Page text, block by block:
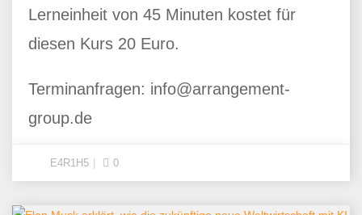
Lerneinheit von 45 Minuten kostet für
diesen Kurs 20 Euro.
Terminanfragen: info@arrangement-
group.de
E4R1H5 0